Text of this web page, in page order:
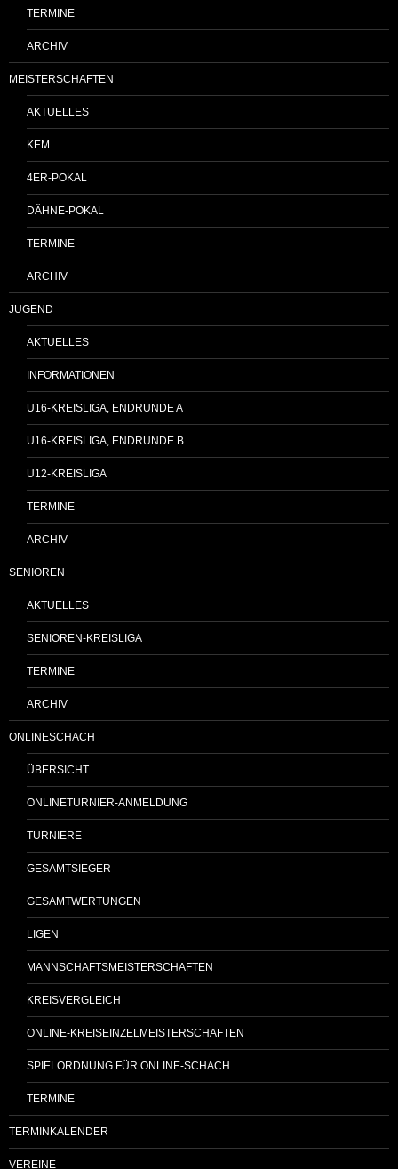
TERMINE
ARCHIV
MEISTERSCHAFTEN
AKTUELLES
KEM
4ER-POKAL
DÄHNE-POKAL
TERMINE
ARCHIV
JUGEND
AKTUELLES
INFORMATIONEN
U16-KREISLIGA, ENDRUNDE A
U16-KREISLIGA, ENDRUNDE B
U12-KREISLIGA
TERMINE
ARCHIV
SENIOREN
AKTUELLES
SENIOREN-KREISLIGA
TERMINE
ARCHIV
ONLINESCHACH
ÜBERSICHT
ONLINETURNIER-ANMELDUNG
TURNIERE
GESAMTSIEGER
GESAMTWERTUNGEN
LIGEN
MANNSCHAFTSMEISTERSCHAFTEN
KREISVERGLEICH
ONLINE-KREISEINZELMEISTERSCHAFTEN
SPIELORDNUNG FÜR ONLINE-SCHACH
TERMINE
TERMINKALENDER
VEREINE